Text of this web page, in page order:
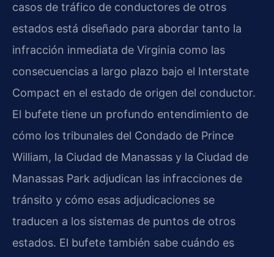
casos de tráfico de conductores de otros
estados está diseñado para abordar tanto la
infracción inmediata de Virginia como las
consecuencias a largo plazo bajo el Interstate
Compact en el estado de origen del conductor.
El bufete tiene un profundo entendimiento de
cómo los tribunales del Condado de Prince
William, la Ciudad de Manassas y la Ciudad de
Manassas Park adjudican las infracciones de
tránsito y cómo esas adjudicaciones se
traducen a los sistemas de puntos de otros
estados. El bufete también sabe cuándo es